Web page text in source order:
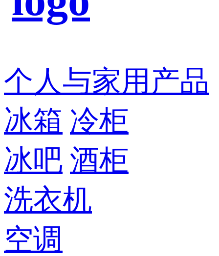
个人与家用产品
冰箱 冷柜
冰吧 酒柜
洗衣机
空调